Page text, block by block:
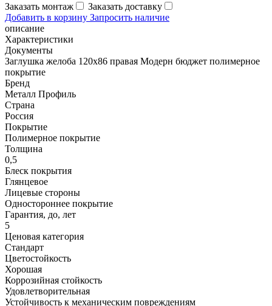
Заказать монтаж
Заказать доставку
Добавить в корзину Запросить наличие
описание
Характеристики
Документы
Заглушка желоба 120х86 правая Модерн бюджет полимерное
покрытие
Бренд
Металл Профиль
Страна
Россия
Покрытие
Полимерное покрытие
Толщина
0,5
Блеск покрытия
Глянцевое
Лицевые стороны
Одностороннее покрытие
Гарантия, до, лет
5
Ценовая категория
Стандарт
Цветостойкость
Хорошая
Коррозийная стойкость
Удовлетворительная
Устойчивость к механическим повреждениям